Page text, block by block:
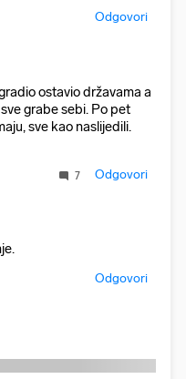
Odgovori
ostavio državama a
grabe sebi. Po pet
sve kao naslijedili.
7 Odgovori
Odgovori